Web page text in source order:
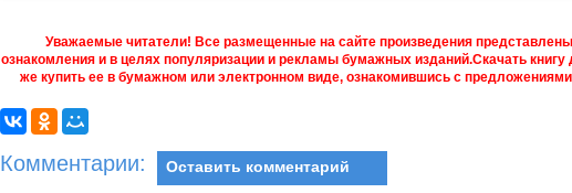
Уважаемые читатели! Все размещенные на сайте произведения
ознакомления и в целях популяризации и рекламы бумажных изданий.Скачать
же купить ее в бумажном или электронном виде, ознакомившись с предложениями
Комментарии: Оставить комментарий